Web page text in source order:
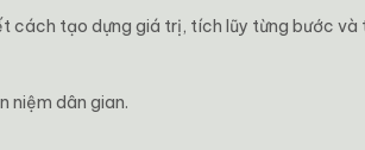
cách tạo dựng giá trị, tích lũy từng bước
niệm dân gian.